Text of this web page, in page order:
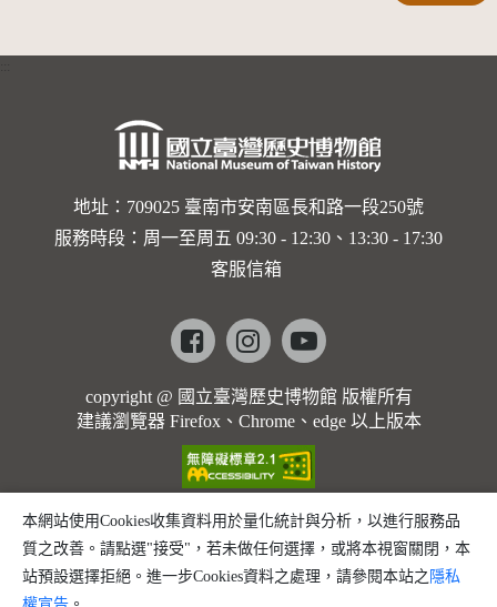
的依戀—
勒大地之
歌]【對
世界與生
命的依戀
馬勒大地
之歌】
地址：709025 臺南市安南區長和路一段250號
服務時段：周一至周五 09:30 - 12:30、13:30 - 17:30
客服信箱
Facebookinstagramyoutube
copyright @ 國立臺灣歷史博物館 版權所有
建議瀏覽器 Firefox、Chrome、edge 以上版本
本網站使用Cookies收集資料用於量化統計與分析，以進行服務品
質之改善。請點選"接受"，若未做任何選擇，或將本視窗關閉，本
站預設選擇拒絕。進一步Cookies資料之處理，請參閱本站之 隱私
權宣告 。